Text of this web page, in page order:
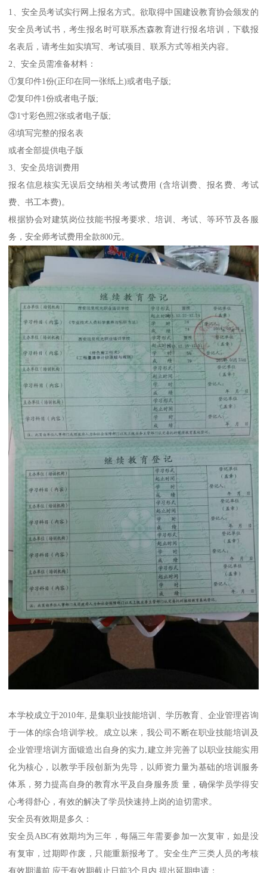
1、安全员考试实行网上报名方式。欲取得中国建设教育协会颁发的
安全员考试书，考生报名时可联系杰森教育进行报名培训，下载报
名表后，请考生如实填写、考试项目、联系方式等相关内容。
2、安全员需准备材料：
①复印件1份(正印在同一张纸上)或者电子版;
②复印件1份或者电子版;
③1寸彩色照2张或者电子版;
④填写完整的报名表
或者全部提供电子版
3、安全员培训费用
报名信息核实无误后交纳相关考试费用 (含培训费、报名费、考试
费、书工本费)。
根据协会对建筑岗位技能书报考要求、培训、考试、等环节及各服
务，安全师考试费用全款800元。
本学校成立于2010年, 是集职业技能培训、学历教育、企业管理咨询
于一体的综合培训学校。成立以来，我公司不断在职业技能培训及
企业管理培训方面锻造出自身的实力,建立并完善了以职业技能实用
化为核心，以教学手段创新为先导，以师资力量为基础的培训服务
体系，努力提高自身的教育水平及自身服务质 量，确保学员学得安
心考得舒心，有效的解决了学员快速持上岗的迫切需求。
安全员有效期是多久：
安全员ABC有效期均为三年，每隔三年需要参加一次复审，如是没
有复审，过期即作废，只能重新报考了。安全生产三类人员的考核
有效期满前,应于有效期截止日前3个月内,提出延期申请；